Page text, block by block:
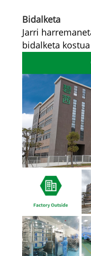
Bidalketa
Jarri
bidalketa